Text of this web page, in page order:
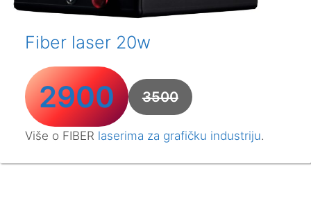
Fiber laser 20w
2900 3500
Više o FIBER laserima za grafičku industriju.